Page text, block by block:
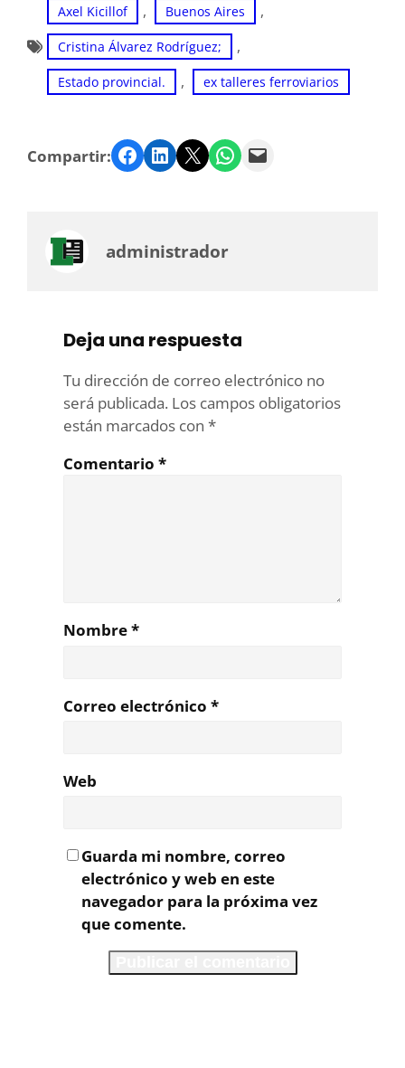
Axel Kicillof , Buenos Aires ,
Cristina Álvarez Rodríguez; ,
Estado provincial. , ex talleres ferroviarios
Compartir: Facebook LinkedIn Twitter WhatsApp Email
administrador
Deja una respuesta
Tu dirección de correo electrónico no
será publicada. Los campos obligatorios
están marcados con *
Comentario *
Nombre*
Correo electrónico *
Web
Guarda mi nombre, correo
electrónico y web en este
navegador para la próxima vez
que comente.